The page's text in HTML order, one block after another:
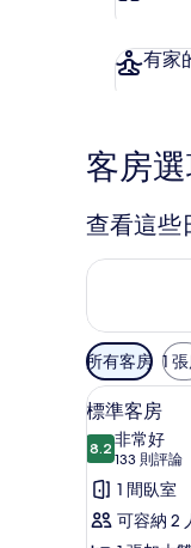
有家
客房
查看這些
查看今晚 (8
可
用
的
客
房
篩
選
所有客房 1
顯
示
標
準
客
5
標準客房
8.28.2 分，滿分
非常好
133 則評論
(133
則
評
論)
1 間臥室
可容納 2